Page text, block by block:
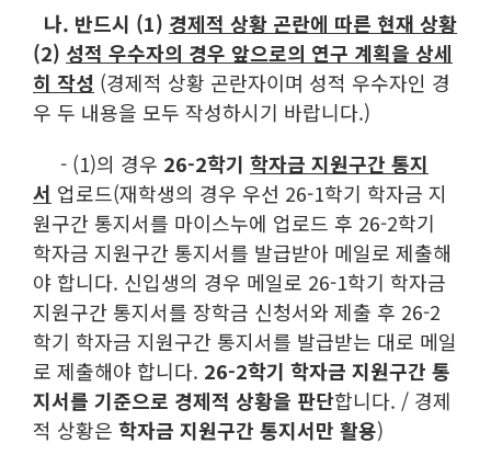
나. 반드시 (1) 경제적 상황 곤란에 따른 현재 상황
(2) 성적 우수자의 경우 앞으로의 연구 계획을 상세
히 작성 (경제적 상황 곤란자이며 성적 우수자인 경
우 두 내용을 모두 작성하시기 바랍니다.)
- (1)의 경우 26-2학기 학자금 지원구간 통지
서 업로드(재학생의 경우 우선 26-1학기 학자금 지
원구간 통지서를 마이스누에 업로드 후 26-2학기
학자금 지원구간 통지서를 발급받아 메일로 제출해
야 합니다. 신입생의 경우 메일로 26-1학기 학자금
지원구간 통지서를 장학금 신청서와 제출 후 26-2
학기 학자금 지원구간 통지서를 발급받는 대로 메일
로 제출해야 합니다. 26-2학기 학자금 지원구간 통
지서를 기준으로 경제적 상황을 판단합니다. / 경제
적 상황은 학자금 지원구간 통지서만 활용)